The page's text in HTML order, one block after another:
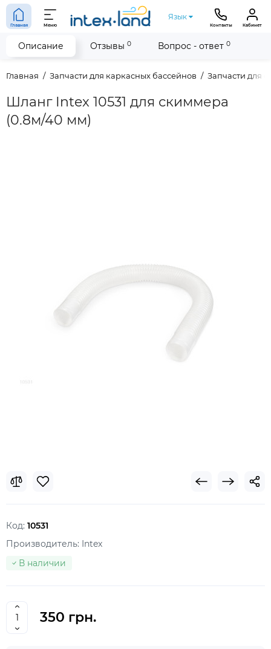
Главная Меню
Язык
Контакты Кабинет
Главная Запчасти для каркасных бассейнов Запчасти для
Шланг Intex 10531 для скиммера
(0.8м/40 мм)
Код: 10531
Производитель: Intex
В наличии
350 грн.
Описание Отзывы 0 Вопрос - ответ 0